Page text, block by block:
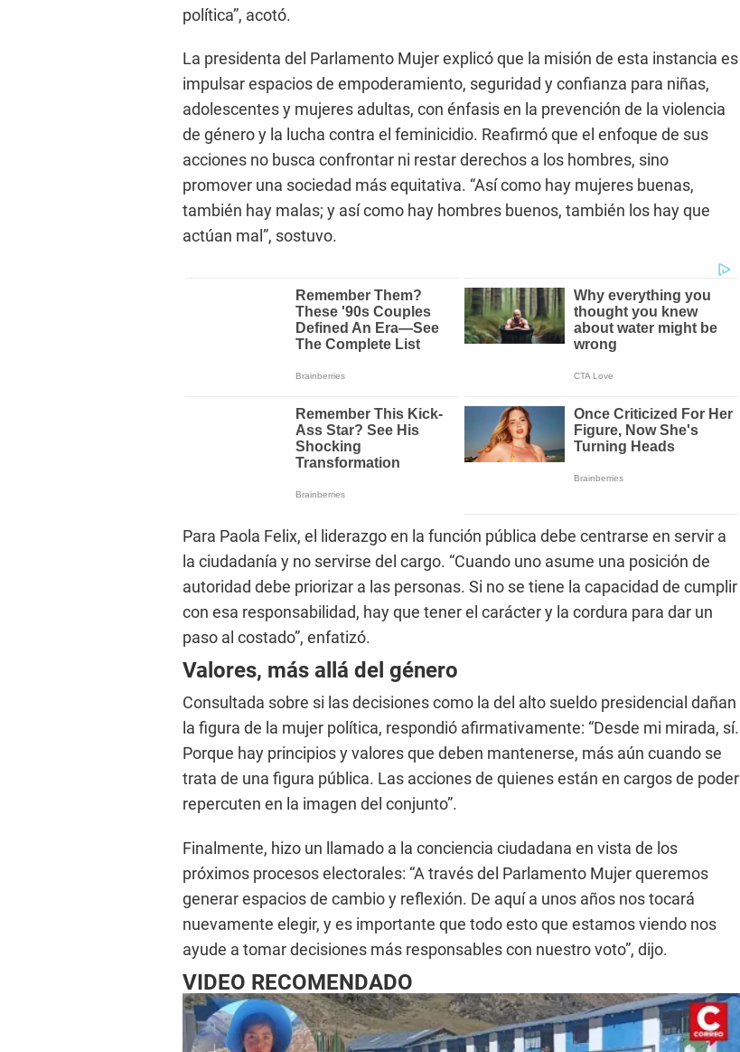
política”, acotó.
La presidenta del Parlamento Mujer explicó que la misión de esta instancia es
impulsar espacios de empoderamiento, seguridad y confianza para niñas,
adolescentes y mujeres adultas, con énfasis en la prevención de la violencia
de género y la lucha contra el feminicidio. Reafirmó que el enfoque de sus
acciones no busca confrontar ni restar derechos a los hombres, sino
promover una sociedad más equitativa. “Así como hay mujeres buenas,
también hay malas; y así como hay hombres buenos, también los hay que
actúan mal”, sostuvo.
Para Paola Felix, el liderazgo en la función pública debe centrarse en servir a
la ciudadanía y no servirse del cargo. “Cuando uno asume una posición de
autoridad debe priorizar a las personas. Si no se tiene la capacidad de cumplir
con esa responsabilidad, hay que tener el carácter y la cordura para dar un
paso al costado”, enfatizó.
Valores, más allá del género
Consultada sobre si las decisiones como la del alto sueldo presidencial dañan
la figura de la mujer política, respondió afirmativamente: “Desde mi mirada, sí.
Porque hay principios y valores que deben mantenerse, más aún cuando se
trata de una figura pública. Las acciones de quienes están en cargos de poder
repercuten en la imagen del conjunto”.
Finalmente, hizo un llamado a la conciencia ciudadana en vista de los
próximos procesos electorales: “A través del Parlamento Mujer queremos
generar espacios de cambio y reflexión. De aquí a unos años nos tocará
nuevamente elegir, y es importante que todo esto que estamos viendo nos
ayude a tomar decisiones más responsables con nuestro voto”, dijo.
VIDEO RECOMENDADO